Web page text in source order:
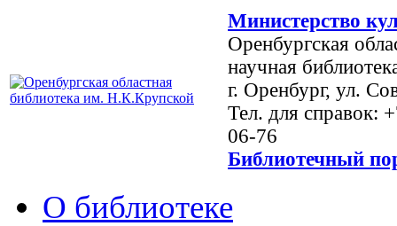
Министерство
Оренбургская
научная
г. Оренбург, ул.
Тел. для справок:
06-76
Библиотечный
О библиотеке